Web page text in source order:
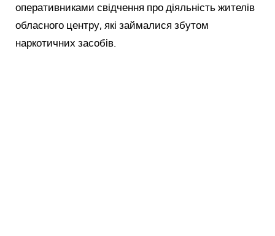
оперативниками свідчення про діяльність жителів
обласного центру, які займалися збутом
наркотичних засобів.